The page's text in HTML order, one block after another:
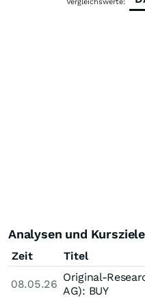
Analysen und Kursziele
Zeit Titel
08.05.26
Original-
AG): BUY